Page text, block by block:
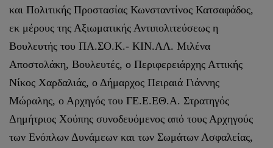
και Πολιτικής Προστασίας Κωνσταντίνος Κατσαφάδος,
εκ μέρους της Αξιωματικής Αντιπολιτεύσεως η
Βουλευτής του ΠΑ.ΣΟ.Κ.- ΚΙΝ.ΑΛ. Μιλένα
Αποστολάκη, Βουλευτές, ο Περιφερειάρχης Αττικής
Νίκος Χαρδαλιάς, ο Δήμαρχος Πειραιά Γιάννης
Μώραλης, ο Αρχηγός του ΓΕ.Ε.ΕΘ.Α. Στρατηγός
Δημήτριος Χούπης συνοδευόμενος από τους Αρχηγούς
των Ενόπλων Δυνάμεων και των Σωμάτων Ασφαλείας,